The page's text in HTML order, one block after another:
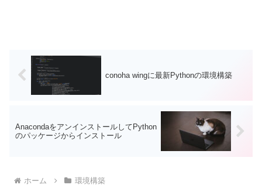
conoha wingに最新Pythonの環境構築
AnacondaをアンインストールしてPython
のパッケージからインストール
ホーム 環境構築